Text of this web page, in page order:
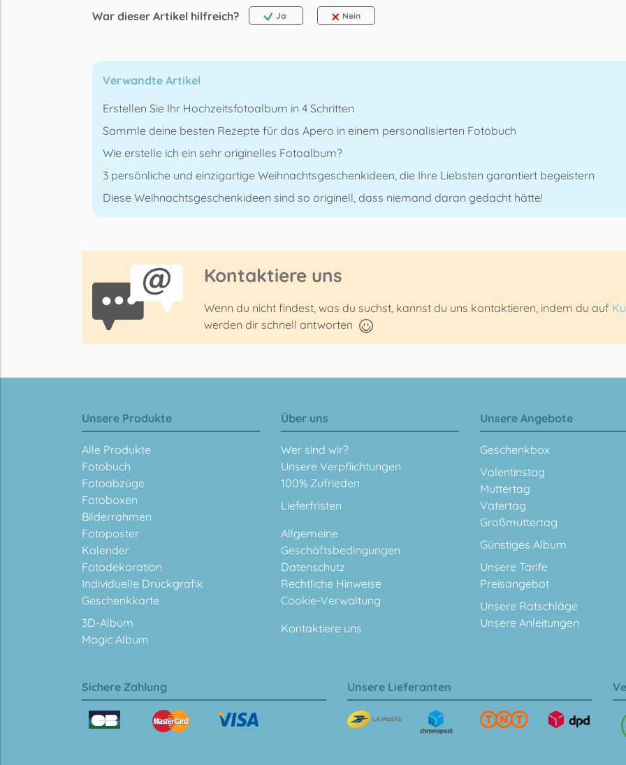
War dieser Artikel hilfreich? Ja Nein
Verwandte Artikel
Erstellen Sie Ihr Hochzeitsfotoalbum in 4 Schritten
Sammle deine besten Rezepte für das Apero in einem personalisierten Fotobuch
Wie erstelle ich ein sehr originelles Fotoalbum?
3 persönliche und einzigartige Weihnachtsgeschenkideen, die Ihre Liebsten garantiert begeistern
Diese Weihnachtsgeschenkideen sind so originell, dass niemand daran gedacht hätte!
Kontaktiere uns
Wenn du nicht findest, was du suchst, kannst du uns kontaktieren, indem du auf
werden dir schnell antworten
Unsere Produkte
Alle Produkte
Fotobuch
Fotoabzüge
Fotoboxen
Bilderrahmen
Fotoposter
Kalender
Fotodekoration
Individuelle Druckgrafik
Geschenkkarte
3D-Album
Magic Album
Über uns
Wer sind wir?
Unsere Verpflichtungen
100% Zufrieden
Lieferfristen
Allgemeine
Geschäftsbedingungen
Datenschutz
Rechtliche Hinweise
Cookie-Verwaltung
Kontaktiere uns
Unsere Angebote
Geschenkbox
Valentinstag
Muttertag
Vatertag
Großmuttertag
Günstiges Album
Unsere Tarife
Preisangebot
Unsere Ratschläge
Unsere Anleitungen
Sichere Zahlung Unsere Lieferanten